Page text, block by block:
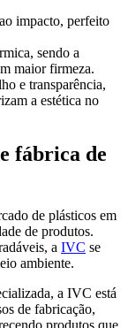
impacto, perfeito
sendo a
maior firmeza.
e transparência,
a estética no
fábrica de
de plásticos em
de produtos.
a IVC se
ambiente.
a IVC está
de fabricação,